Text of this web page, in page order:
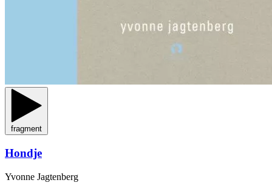
fragment
Hondje
Yvonne Jagtenberg